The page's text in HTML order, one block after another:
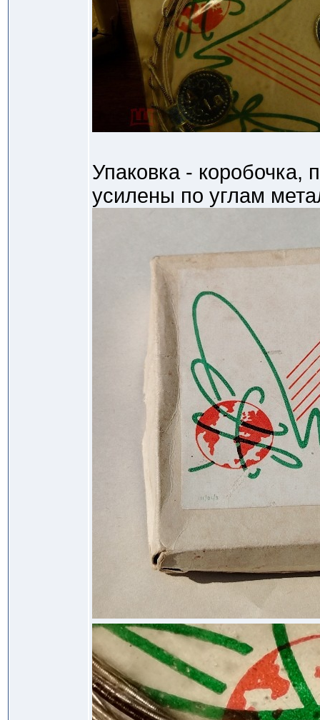
Упаковка - коробочка,
усилены по углам